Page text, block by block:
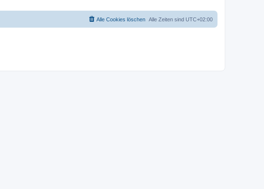
Alle Zeiten sind UTC+02:00
Alle Cookies löschen